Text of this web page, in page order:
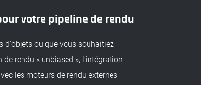
votre pipeline de rendu
d'objets ou que vous souhaitiez
rendu « unbiased », l'intégration
les moteurs de rendu externes